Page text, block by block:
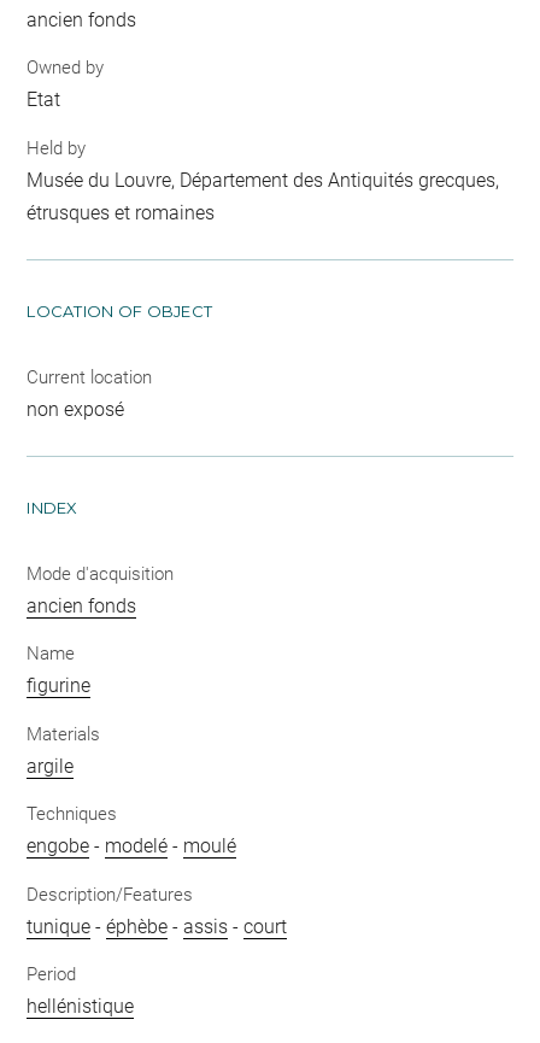
ancien fonds
Owned by
Etat
Held by
Musée du Louvre, Département des Antiquités grecques,
étrusques et romaines
LOCATION OF OBJECT
Current location
non exposé
INDEX
Mode d'acquisition
ancien fonds
Name
figurine
Materials
argile
Techniques
engobe - modelé - moulé
Description/Features
tunique -éphèbe -assis -court
Period
hellénistique